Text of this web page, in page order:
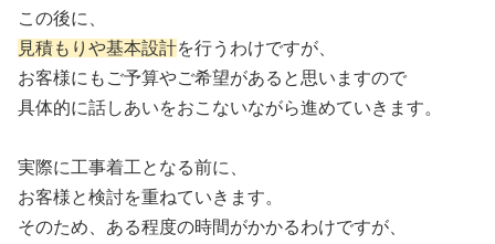
この後に、
見積もりや基本設計を行うわけですが、
お客様にもご予算やご希望があると思いますので
具体的に話しあいをおこないながら進めていきます。
実際に工事着工となる前に、
お客様と検討を重ねていきます。
そのため、ある程度の時間がかかるわけですが、